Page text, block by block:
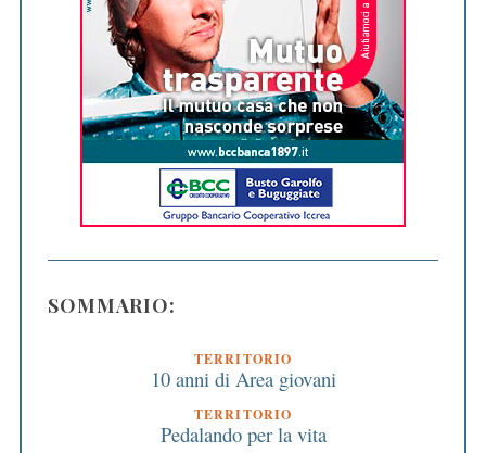
SOMMARIO:
TERRITORIO
10 anni di Area giovani
TERRITORIO
Pedalando per la vita